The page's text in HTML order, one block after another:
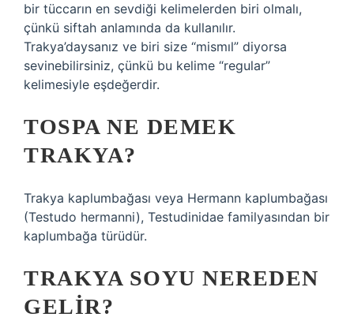
bir tüccarın en sevdiği kelimelerden biri olmalı,
çünkü siftah anlamında da kullanılır.
Trakya’daysanız ve biri size “mismıl” diyorsa
sevinebilirsiniz, çünkü bu kelime “regular”
kelimesiyle eşdeğerdir.
TOSPA NE DEMEK
TRAKYA?
Trakya kaplumbağası veya Hermann kaplumbağası
(Testudo hermanni), Testudinidae familyasından bir
kaplumbağa türüdür.
TRAKYA SOYU NEREDEN
GELIR?